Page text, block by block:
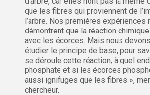
que les fibres qui proviennent de
l’arbre. Nos premières expériences
démontrent que la réaction
avec les écorces. Mais nous
étudier le principe de base, pour
se déroule cette réaction, à quel
phosphate et si les écorces
aussi ignifuges que les fibres »,
chercheur.